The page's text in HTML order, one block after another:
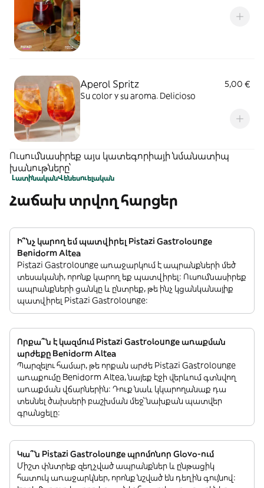
Aperol Spritz
5,00 €
Su color y su aroma. Delicioso
Ուսումնասիրեք այս կատեգորիայի նմանատիպ
խանութները՝
ԼատինականՎենեսուելական
Հաճախ տրվող հարցեր
Ի՞նչ կարող եմ պատվիրել Pistazi Gastrolounge
Benidorm Altea
Pistazi Gastrolounge առաջարկում է ապրանքների մեծ
տեսականի, որոնք կարող եք պատվիրել: Ուսումնասիրեք
ապրանքների ցանկը և ընտրեք, թե ինչ կցանկանայիք
պատվիրել Pistazi Gastrolounge:
Որքա՞ն է կազմում Pistazi Gastrolounge առաքման
արժեքը Benidorm Altea
Պարզելու համար, թե որքան արժե Pistazi Gastrolounge
առաքումը Benidorm Altea, նայեք էջի վերևում գտնվող
առաքման վճարներին: Դուք նաև կկարողանաք դա
տեսնել ծախսերի բաշխման մեջ՝ նախքան պատվեր
գրանցելը:
Կա՞ն Pistazi Gastrolounge պրոմոնոր Glovo-ում
Միշտ փնտրեք զեղչված ապրանքներ և ընթացիկ
հատուկ առաջարկներ, որոնք նշված են դեղին գույնով: